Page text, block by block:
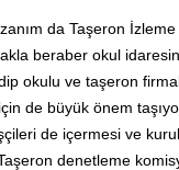
da Taşeron İzleme
beraber okul
okulu ve taşeron
de büyük önem
de içermesi ve
denetleme